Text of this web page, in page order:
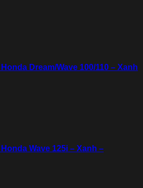
Dream/Wave 100/110 – Xanh
Wave 125i – Xanh –